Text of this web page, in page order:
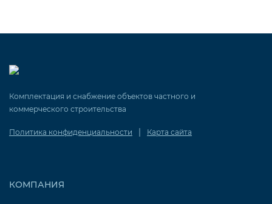
Комплектация и снабжение объектов частного и
коммерческого строительства
Политика конфиденциальности | Карта сайта
КОМПАНИЯ